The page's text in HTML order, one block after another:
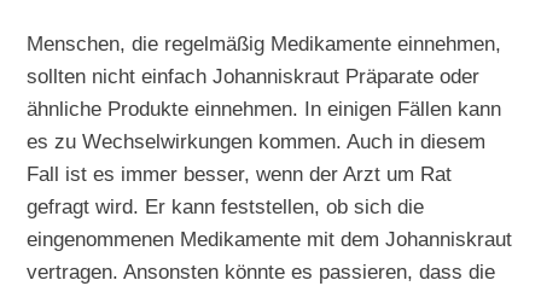
Menschen, die regelmäßig Medikamente einnehmen,
sollten nicht einfach Johanniskraut Präparate oder
ähnliche Produkte einnehmen. In einigen Fällen kann
es zu Wechselwirkungen kommen. Auch in diesem
Fall ist es immer besser, wenn der Arzt um Rat
gefragt wird. Er kann feststellen, ob sich die
eingenommenen Medikamente mit dem Johanniskraut
vertragen. Ansonsten könnte es passieren, dass die